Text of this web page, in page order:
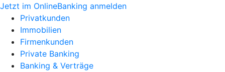
Jetzt im OnlineBanking anmelden
Privatkunden
Immobilien
Firmenkunden
Private Banking
Banking & Verträge